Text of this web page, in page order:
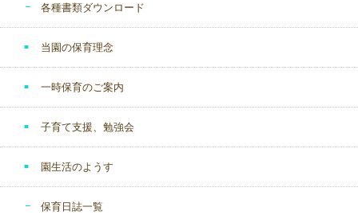
各種書類ダウンロード
当園の保育理念
一時保育のご案内
子育て支援、勉強会
園生活のようす
保育日誌一覧